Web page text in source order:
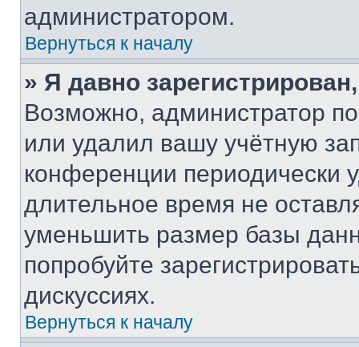
администратором.
Вернуться к началу
» Я давно
Возможно, администратор
или удалил вашу учётную
конференции периодически
длительное время не
уменьшить размер базы
попробуйте
дискуссиях.
Вернуться к началу